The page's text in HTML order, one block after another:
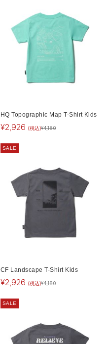
HQ Topographic Map T-Shirt Kids
¥2,926 (税込)¥4,180
SALE
CF Landscape T-Shirt Kids
¥2,926 (税込)¥4,180
SALE